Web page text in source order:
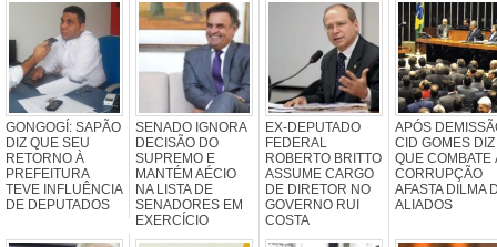
GONGOGÍ: SAPÃO
DIZ QUE SEU
RETORNO À
PREFEITURA
TEVE INFLUÊNCIA
DE DEPUTADOS
SENADO IGNORA
DECISÃO DO
SUPREMO E
MANTÉM AÉCIO
NA LISTA DE
SENADORES EM
EXERCÍCIO
EX-DEPUTADO
FEDERAL
ROBERTO BRITTO
ASSUME CARGO
DE DIRETOR NO
GOVERNO RUI
COSTA
APÓS
CID GOMES DIZ
QUE COMBATE
CORRUPÇÃO
AFASTA DILMA
ALIADOS